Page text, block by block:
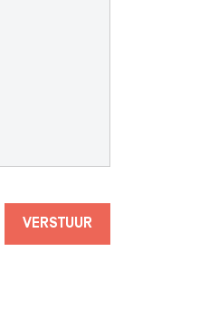
VERSTUUR